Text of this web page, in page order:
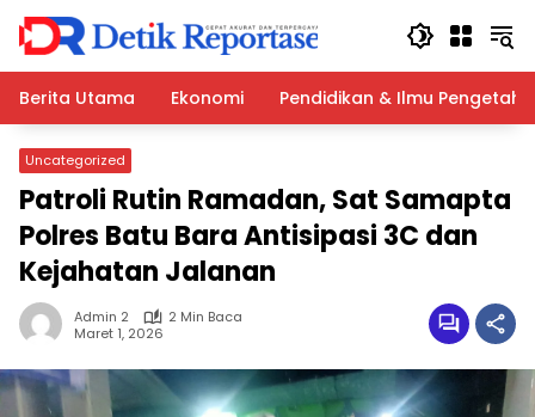
Langsung
konten
Berita Utama
Ekonomi Pendidikan & Ilmu
Uncategorized
Patroli Rutin Ramadan, Sat Samapta
Polres Batu Bara Antisipasi 3C dan
Kejahatan Jalanan
Admin 2
2 Min Baca
Maret 1, 2026